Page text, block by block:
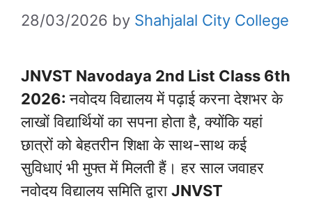
28/03/2026 by Shahjalal City College
JNVST Navodaya 2nd List Class 6th
2026:नवोदय विद्यालय में पढ़ाई करना देशभर के
लाखों विद्यार्थियों का सपना होता है, क्योंकि यहां
छात्रों को बेहतरीन शिक्षा के साथ-साथ कई
सुविधाएं भी मुफ्त में मिलती हैं। हर साल जवाहर
नवोदय विद्यालय समिति द्वाराJNVST